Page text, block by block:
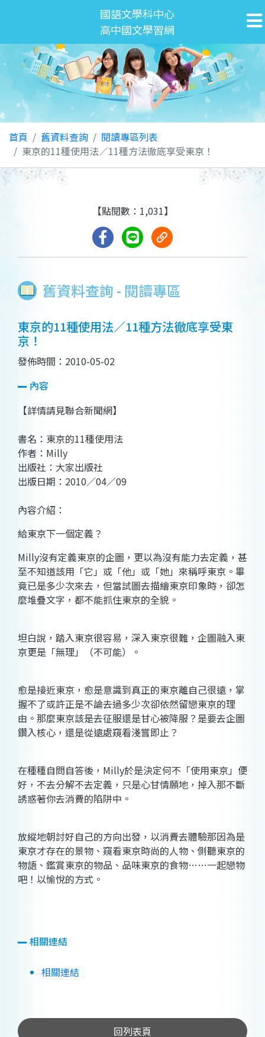
國語文學科中心
高中國文學習網
首頁 舊資料查詢
閱讀專區列表
東京的11種使用法／11種方法徹底享受東京！
舊資料查詢 - 閱讀專區
【點閱數：1,031】
東京的11種使用法／11種方法徹底享受東
京！
發佈時間：2010-05-02
內容
【詳情請見聯合新聞網】
書名：東京的11種使用法
作者：Milly
出版社：大家出版社
出版日期：2010／04／09
內容介紹：
給東京下一個定義？
Milly沒有定義東京的企圖，更以為沒有能力去定義，甚
至不知道該用「它」或「他」或「她」來稱呼東京。畢
竟已是多少次來去，但當試圖去描繪東京印象時，卻怎
麼堆疊文字，都不能抓住東京的全貌。
坦白說，踏入東京很容易，深入東京很難，企圖融入東
京更是「無理」（不可能）。
愈是接近東京，愈是意識到真正的東京離自己很遠，掌
握不了或許正是不論去過多少次卻依然留戀東京的理
由。那麼東京該是去征服還是甘心被降服？是要去企圖
鑽入核心，還是從遠處窺看淺嘗即止？
在種種自問自答後，Milly於是決定何不「使用東京」便
好，不去分解不去定義，只是心甘情願地，掉入那不斷
誘惑著你去消費的陷阱中。
放縱地朝討好自己的方向出發，以消費去體驗那因為是
東京才存在的景物、窺看東京時尚的人物、側聽東京的
物語、鑑賞東京的物品、品味東京的食物……一起戀物
吧！以愉悅的方式。
相關連結
相關連結
回列表頁